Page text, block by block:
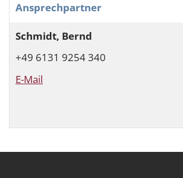
Ansprechpartner
Schmidt, Bernd
+49 6131 9254 340
E-Mail